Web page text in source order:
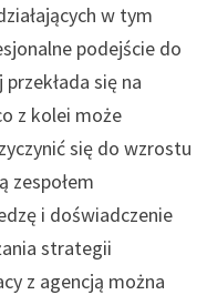
w tym
podejście do
się na
z kolei może
się do wzrostu
zespołem
i doświadczenie
strategii
z agencją można